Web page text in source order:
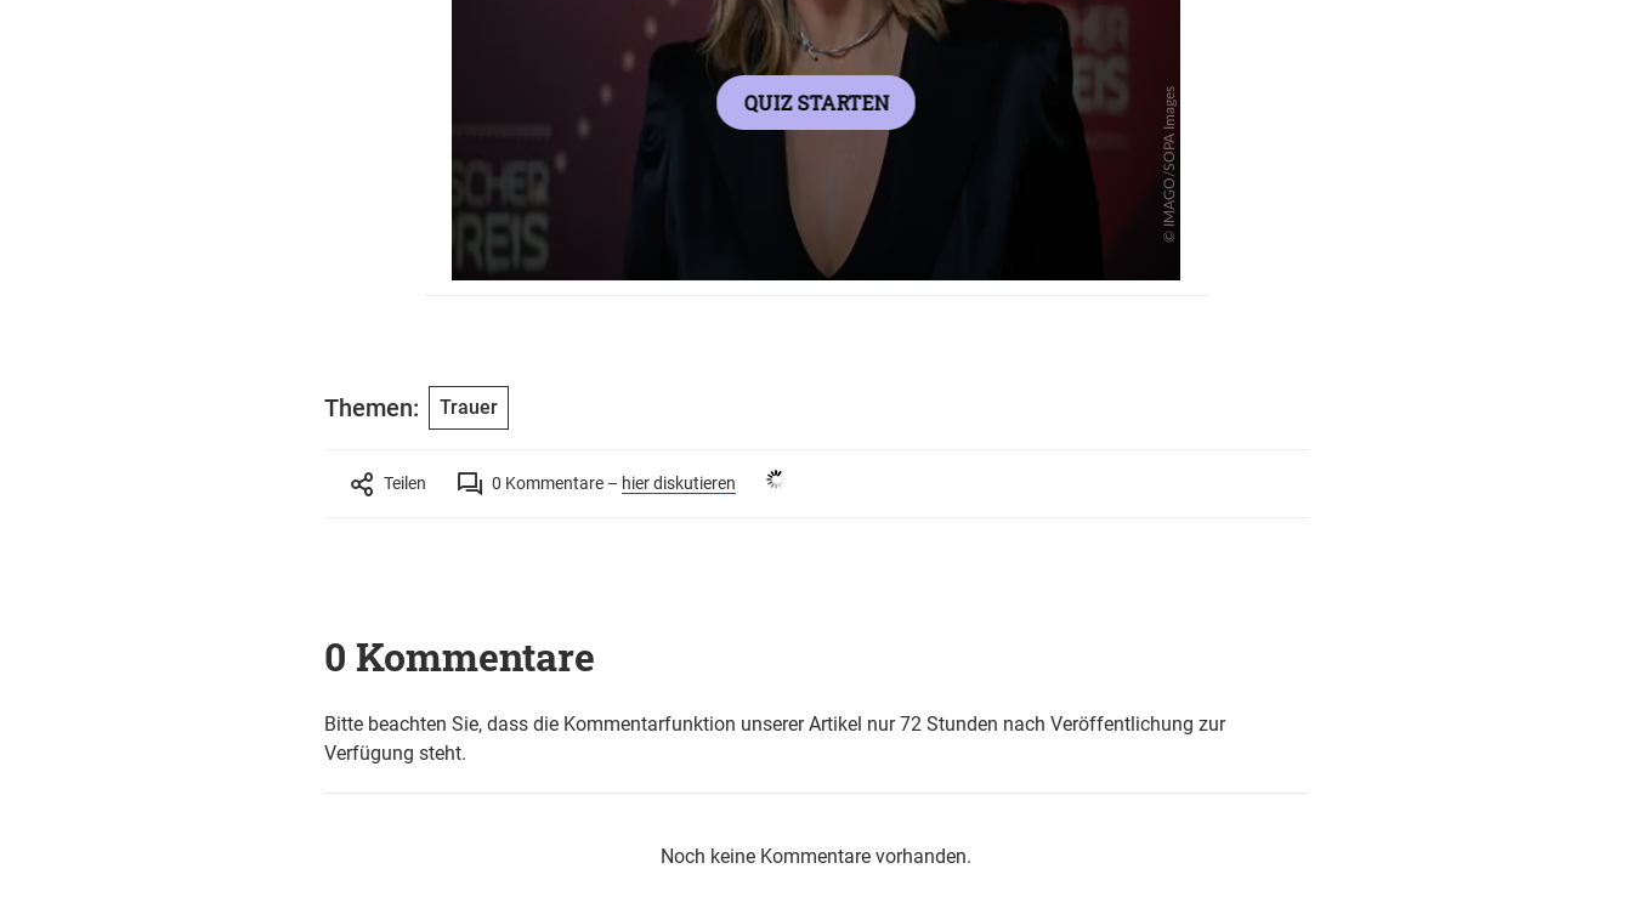
Themen: Trauer
Teilen 0 Kommentare – hier diskutieren
0 Kommentare
Bitte beachten Sie, dass die Kommentarfunktion unserer Artikel nur 72 Stunden nach Veröffentlichung zur
Verfügung steht.
Noch keine Kommentare vorhanden.